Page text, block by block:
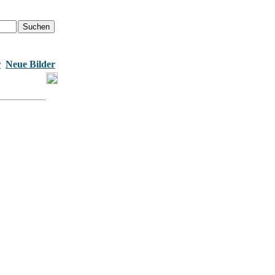
Neue Bilder